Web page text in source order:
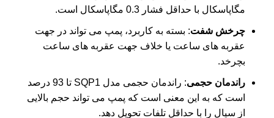
مگاپاسکال با حداقل فشار 0.3 مگاپاسکال است.
چرخش شفت: بسته به کاربرد، پمپ می تواند در جهت
عقربه های ساعت یا خلاف جهت عقربه های ساعت
بچرخد.
راندمان حجمی
: راندمان حجمی مدل SQP1 تا 93 درصد
است که به این معنی است که پمپ می تواند حجم بالایی
از سیال را با حداقل تلفات تحویل دهد.